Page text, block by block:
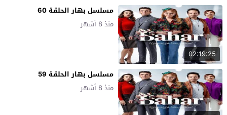
02:19:25
مسلسل بهار الحلقة 60
منذ 8 أشهر
مسلسل بهار الحلقة 59
منذ 8 أشهر